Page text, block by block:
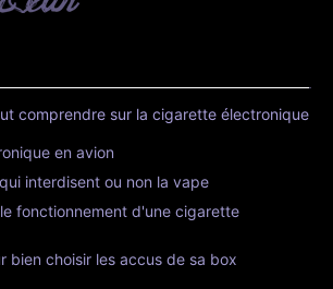
comprendre sur la cigarette électronique
en avion
interdisent ou non la vape
fonctionnement d'une cigarette
bien choisir les accus de sa box